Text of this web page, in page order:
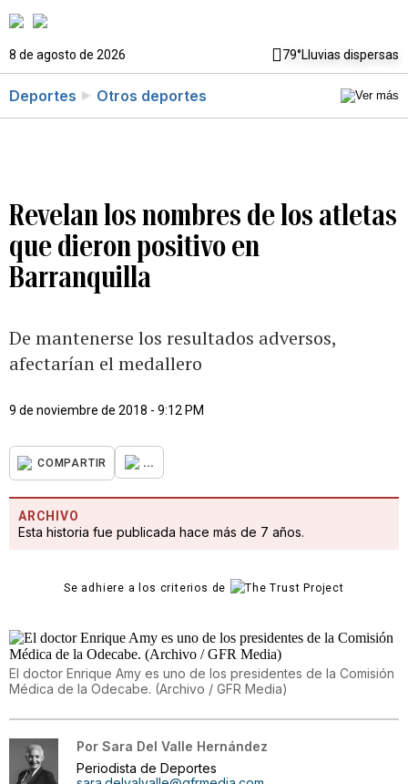
8 de agosto de 2026 79°Lluvias dispersas
Deportes Otros deportes
Revelan los nombres de los atletas
que dieron positivo en
Barranquilla
De mantenerse los resultados adversos,
afectarían el medallero
9 de noviembre de 2018 - 9:12 PM
COMPARTIR ...
ARCHIVO
Esta historia fue publicada hace más de 7 años.
Se adhiere a los criterios de
El doctor Enrique Amy es uno de los presidentes de la Comisión
Médica de la Odecabe. (Archivo / GFR Media)
Por Sara Del Valle Hernández
Periodista de Deportes